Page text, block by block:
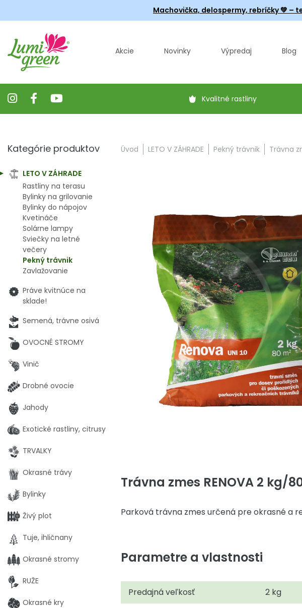
Machovička, delospermy, rebríčky💚 –
Akcie Novinky Výpredaj Blog
Kvalitné rastliny
Úvod LETO V ZÁHRADE Pekný trávnik Trávna
Trávna zmes RENOVA 2 kg/
Parková trávna zmes určená pre okrasné a
Parametre a vlastnosti
Predajná veľkosť
2 kg
Kategórie produktov
LETO V ZÁHRADE
Rastliny na terasu
Bylinky na grilovanie
Bylinky do nápojov
Kvetináče
Solárne lampy
Sviečky na letné
večery
Pekný trávnik
Zavlažovanie
Práve kvitnúce na
sklade!
Semená, trávne osivá
OVOCNÉ STROMY
Vinič
Drobné ovocie
Jahody
Exotické rastliny, citrusy
TRVALKY
Okrasné trávy
Bylinky
Živý plot
Tuje, ihličnany
Okrasné stromy
RUŽE
Okrasné kry